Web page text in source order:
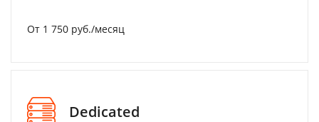
От 1 750 руб./месяц
Dedicated